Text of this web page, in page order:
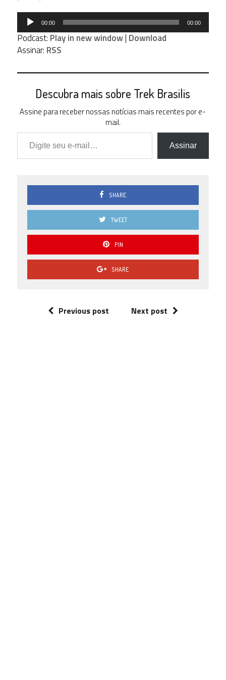
Tocador
áudio
00:00 00:00
Podcast: Play in new window| Download
Assinar: RSS
Descubra mais sobre Trek Brasilis
Assine para receber nossas notícias mais recentes por e-
mail.
Digite seu e-mail…
Assinar
SHARE
TWEET
PIN
SHARE
Previous post Next post